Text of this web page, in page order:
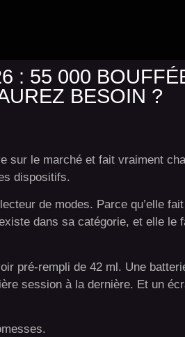
: 55 000
BESOIN ?
le marché et fait vraiment
dispositifs.
de modes. Parce qu’elle
dans sa catégorie, et elle
pré-rempli de 42 ml. Une
session à la dernière. Et un